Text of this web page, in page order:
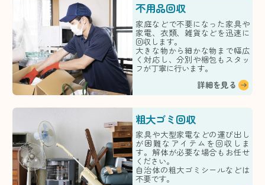
不用品回収
家庭などで不要になった家具や
家電、衣類、雑貨などを迅速に
回収します。
大きな物から細かな物まで幅広
く対応し、分別や梱包もスタッ
フが丁寧に行います。
詳細を見る
粗大ゴミ回収
家具や大型家電などの運び出し
が困難なアイテムを回収しま
す。解体が必要な場合もお任せ
ください。
自治体の粗大ゴミシールなどは
不要です。